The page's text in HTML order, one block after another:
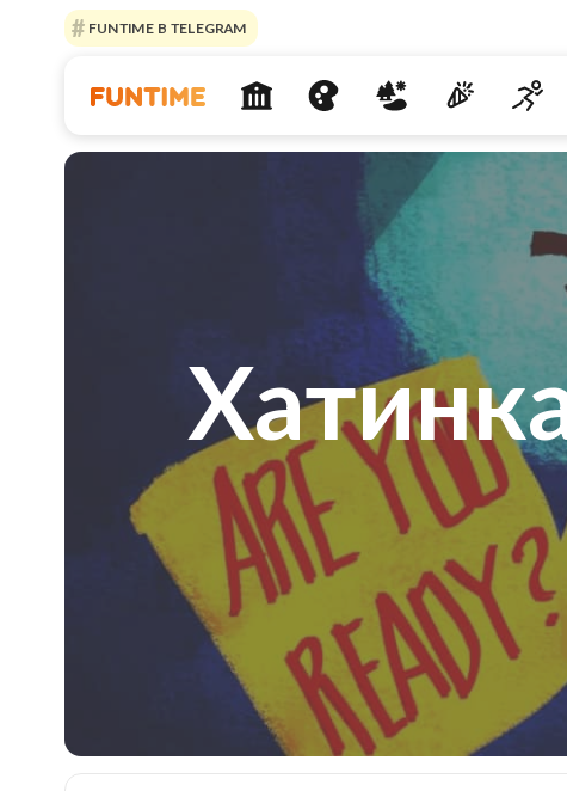
FUNTIME В TELEGRAM